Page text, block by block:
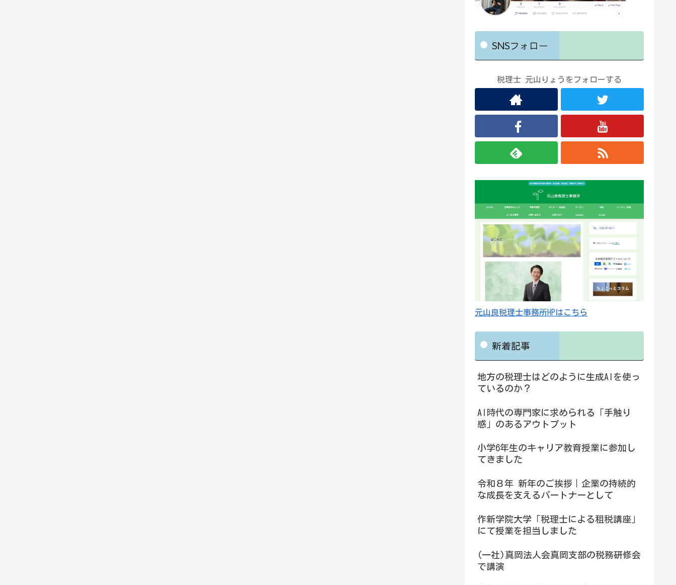
SNSフォロー
税理士 元山りょうをフォローする
元山良税理士事務所HPはこちら
新着記事
地方の税理士はどのように生成AIを使っ
ているのか？
AI時代の専門家に求められる「手触り
感」のあるアウトプット
小学6年生のキャリア教育授業に参加し
てきました
令和８年 新年のご挨拶｜企業の持続的
な成長を支えるパートナーとして
作新学院大学「税理士による租税講座」
にて授業を担当しました
(一社)真岡法人会真岡支部の税務研修会
で講演